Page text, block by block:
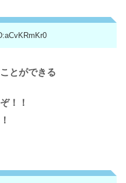
とができる
！！